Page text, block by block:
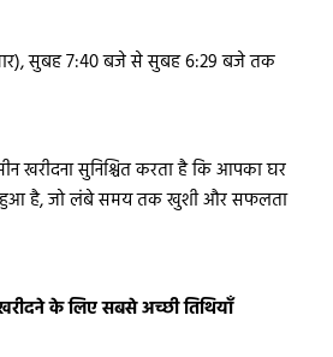
सुबह 7:40 बजे से सुबह 6:29 बजे तक
खरीदना सुनिश्चित करता है कि आपका घर
हुआ है, जो लंबे समय तक खुशी और सफलता
के लिए सबसे अच्छी तिथियाँ